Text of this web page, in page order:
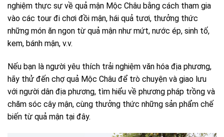
nghiệm thực sự về quả mận Mộc Châu bằng cách tham gia
vào các tour đi chơi đồi mận, hái quả tươi, thưởng thức
những món ăn ngon từ quả mận như mứt, nước ép, sinh tố,
kem, bánh mận, v.v.
Nếu bạn là người yêu thích trải nghiệm văn hóa địa phương,
hãy thử đến chợ quả Mộc Châu để trò chuyện và giao lưu
với người dân địa phương, tìm hiểu về phương pháp trồng và
chăm sóc cây mận, cùng thưởng thức những sản phẩm chế
biến từ quả mận tại đây.